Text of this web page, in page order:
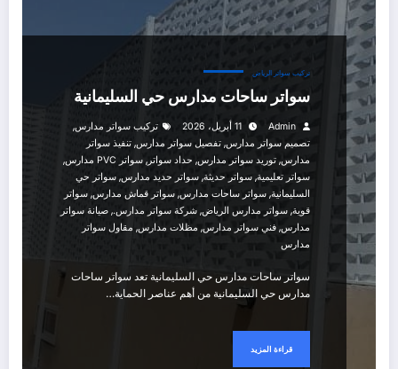
تركيب سواتر الرياض
سواتر ساحات مدارس حي السليمانية
Admin 11 أبريل، 2026 تركيب سواتر مدارس,
تصميم سواتر مدارس, تفصيل سواتر مدارس, تنفيذ سواتر
مدارس, توريد سواتر مدارس, حداد سواتر , سواتر PVC مدارس ,
سواتر تعليمية, سواتر حديثة, سواتر حديد مدارس, سواتر حي
السليمانية, سواتر ساحات مدارس, سواتر قماش مدارس, سواتر
قوية, سواتر مدارس الرياض, شركة سواتر مدارس., صيانة سواتر
مدارس, فني سواتر مدارس, مظلات مدارس, مقاول سواتر
مدارس
سواتر ساحات مدارس حي السليمانية تعد سواتر ساحات
مدارس حي السليمانية من أهم عناصر الحماية…
قراءة المزيد